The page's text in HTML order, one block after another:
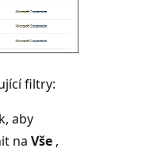
filtry:
aby
na Vše ,